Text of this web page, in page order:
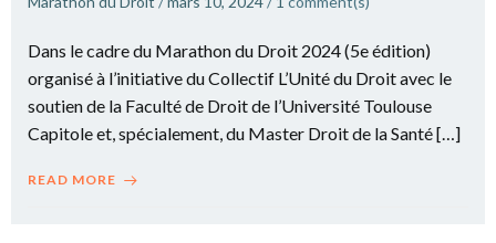
Dans le cadre du Marathon du Droit 2024 (5e édition)
organisé à l’initiative du Collectif L’Unité du Droit avec le
soutien de la Faculté de Droit de l’Université Toulouse
Capitole et, spécialement, du Master Droit de la Santé […]
READ MORE